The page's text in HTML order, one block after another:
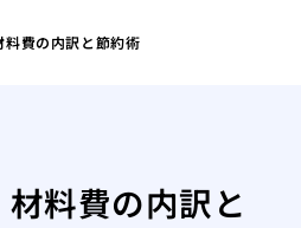
料費の内訳と節約術
料費の内訳と